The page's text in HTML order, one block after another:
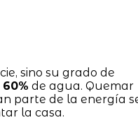
sino su grado de
60% de agua. Quemar
parte de la energía
la casa.